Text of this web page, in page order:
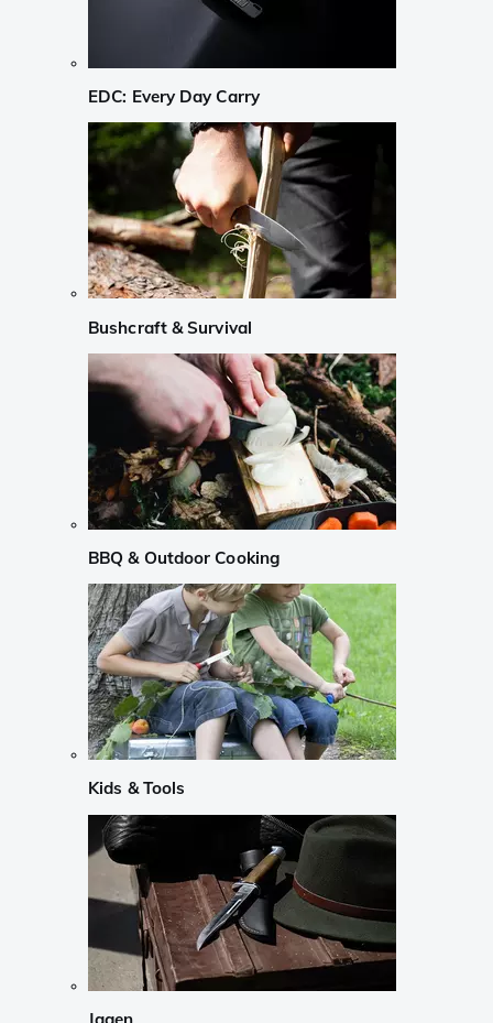
EDC: Every Day Carry
Bushcraft & Survival
BBQ & Outdoor Cooking
Kids & Tools